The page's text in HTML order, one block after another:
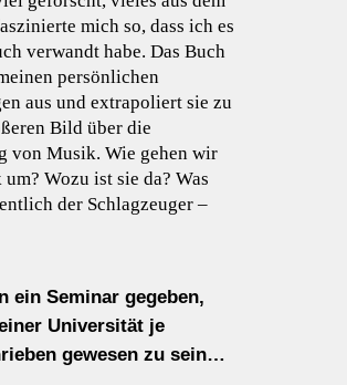
mich so, dass ich es
verwandt habe. Das Buch
persönlichen
aus und extrapoliert sie zu
Bild über die
von Musik. Wie gehen wir
Wozu ist sie da? Was
der Schlagzeuger –
ein Seminar gegeben,
Universität je
gewesen zu sein…